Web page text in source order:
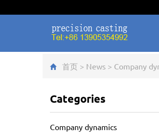
首页 > News > Company
Categories
Company dynamics